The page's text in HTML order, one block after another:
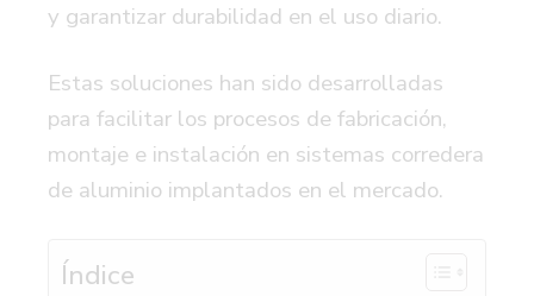
y garantizar durabilidad en el uso diario.
Estas soluciones han sido desarrolladas
para facilitar los procesos de fabricación,
montaje e instalación en sistemas corredera
de aluminio implantados en el mercado.
Índice